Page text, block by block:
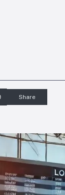
Share